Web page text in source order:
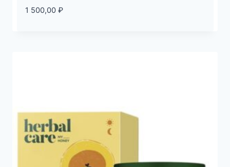
1 500,00 ₽